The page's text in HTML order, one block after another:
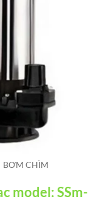
BƠM CHÌM
model: SSm-